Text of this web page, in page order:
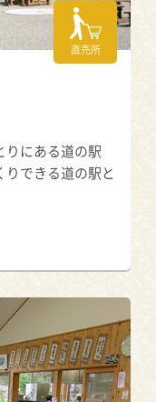
直売所
りにある道の駅
りできる道の駅と